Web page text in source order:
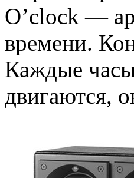
O’clock —
времени.
Каждые
двигаются,